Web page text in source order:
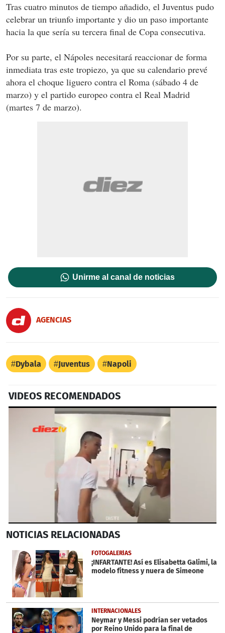
Tras cuatro minutos de tiempo añadido, el Juventus pudo
celebrar un triunfo importante y dio un paso importante
hacia la que sería su tercera final de Copa consecutiva.
Por su parte, el Nápoles necesitará reaccionar de forma
inmediata tras este tropiezo, ya que su calendario prevé
ahora el choque liguero contra el Roma (sábado 4 de
marzo) y el partido europeo contra el Real Madrid
(martes 7 de marzo).
Unirme al canal de noticias
AGENCIAS
Dybala Juventus Napoli
VIDEOS RECOMENDADOS
seconds
54
seconds
NOTICIAS RELACIONADAS
FOTOGALERÍAS
¡INFARTANTE! Así es Elisabetta Galimi, la
modelo fitness y nuera de Simeone
INTERNACIONALES
Neymar y Messi podrían ser vetados
por Reino Unido para la final de